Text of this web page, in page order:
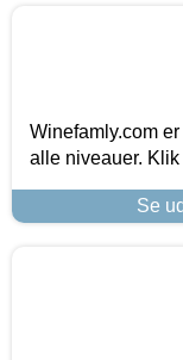
Winefamly.com
alle niveauer.
Se